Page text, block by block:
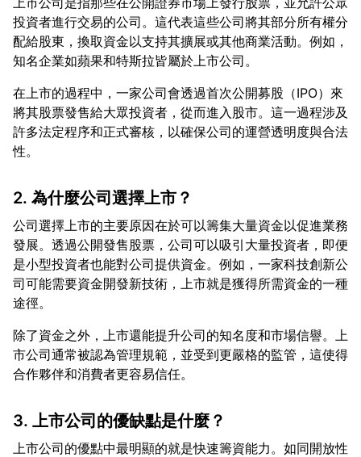
投資者進行交易的公司。這代表這些公司將其部分所有權分
配給股東，換取資金以支持其擴展或其他商業活動。例如，
在上市的過程中，一家公司會透過首次公開募股（IPO）來
將其股票發售給大眾投資者，從而進入股市。這一過程涉及
許多法定程序和正式審核，以確保公司的運營透明度與合法
2. 為什麼公司選擇上市？
公司選擇上市的主要原因在於可以籌集大量資金以促進業務
發展。透過公開發售股票，公司可以吸引大量投資者，即便
是小型投資者也能對公司提供資金。例如，一家科技創新公
司可能需要資金開發新技術，上市就是獲得所需資金的一種
除了資金之外，上市還能提升公司的知名度和市場信譽。上
市公司通常被認為管理規範，並受到更嚴格的監管，這使得
3. 上市公司的優缺點是什麼？
上市公司的優點中最明顯的就是快速籌資能力。如同開放性